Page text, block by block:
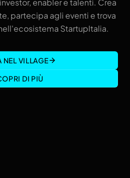
partecipa agli eventi e trova
StartupItalia.
NEL VILLAGE
DI PIÙ